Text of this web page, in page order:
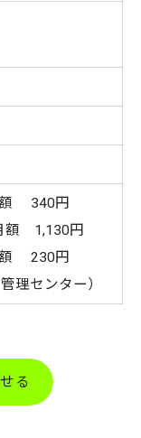
340円
額 1,130円
230円
理センター）
る